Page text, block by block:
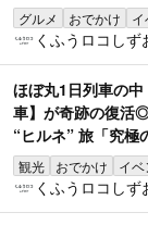
グルメ おでかけ イ
くふうロコしず
ほぼ丸1日列車の
車】が奇跡の復活
“ヒルネ” 旅「究極
観光 おでかけ イベ
くふうロコしず